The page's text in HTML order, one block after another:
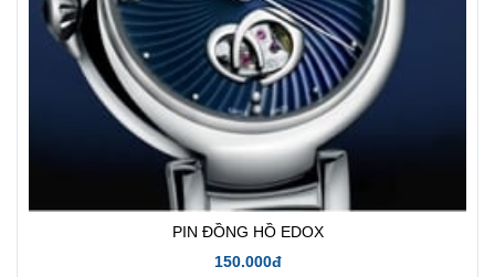
PIN ĐỒNG HỒ EDOX
150.000đ